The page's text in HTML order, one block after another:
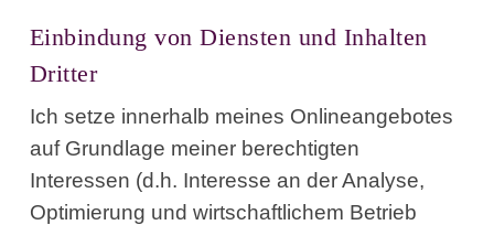
Einbindung von Diensten und Inhalten
Dritter
Ich setze innerhalb meines Onlineangebotes
auf Grundlage meiner berechtigten
Interessen (d.h. Interesse an der Analyse,
Optimierung und wirtschaftlichem Betrieb